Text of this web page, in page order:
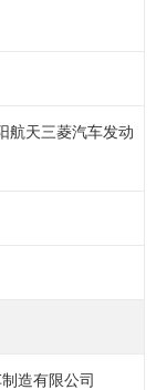
航天三菱汽车发动
造有限公司